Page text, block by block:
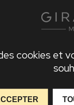
cookies et